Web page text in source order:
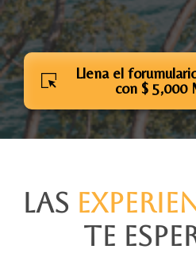
Llena el
con $ 5,000
Las
te